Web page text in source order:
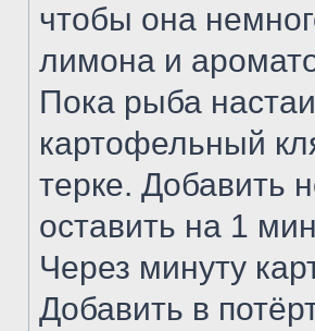
чтобы она
лимона и
Пока рыба
картофельный
терке. Добавить
оставить на 1
Через минуту
Добавить в